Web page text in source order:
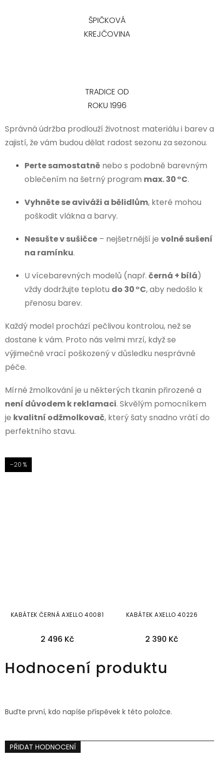
ŠPIČKOVÁ
KREJČOVINA
TRADICE OD
ROKU 1996
Správná údržba prodlouží životnost materiálu i barev a
zajistí, že vám budou dělat radost sezonu za sezonou.
Perte samostatně nebo s podobně barevným
oblečením na šetrný program max. 30 °C.
Vyhněte se aviváži a bělidlům, které mohou
poškodit vlákna a barvy.
Nesušte v sušičce – nejšetrnější je volné sušení
na ramínku.
U vícebarevných modelů (např. černá + bílá)
vždy dodržujte teplotu do 30 °C, aby nedošlo k
přenosu barev.
Každý model prochází pečlivou kontrolou, než se
dostane k vám. Proto nás velmi mrzí, když se
výjimečně vrací poškozený v důsledku nesprávné
péče.
Mírné žmolkování je u některých tkanin přirozené a
není důvodem k reklamaci. Skvělým pomocníkem
je kvalitní odžmolkovač, který šaty snadno vrátí do
perfektního stavu.
–20 %
KABÁTEK ČERNÁ AXELLO 40081
2 496 Kč
KABÁTEK AXELLO 40226
2 390 Kč
Hodnocení produktu
Buďte první, kdo napíše příspěvek k této položce.
PŘIDAT HODNOCENÍ